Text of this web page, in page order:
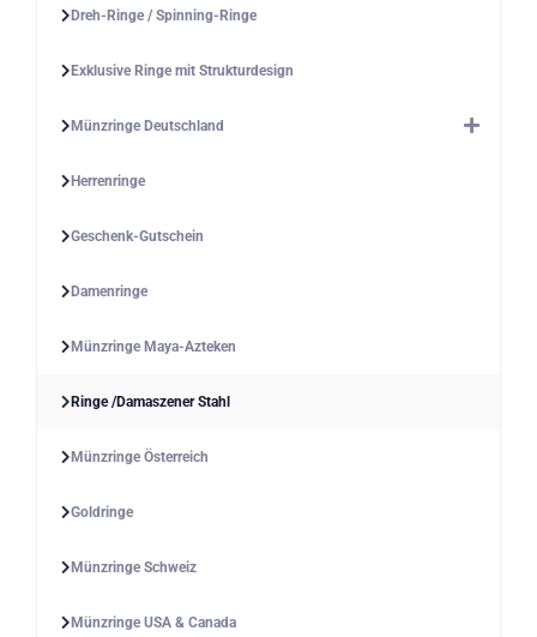
Dreh-Ringe / Spinning-Ringe
Exklusive Ringe mit Strukturdesign
Münzringe Deutschland
Herrenringe
Geschenk-Gutschein
Damenringe
Münzringe Maya-Azteken
Ringe /Damaszener Stahl
Münzringe Österreich
Goldringe
Münzringe Schweiz
Münzringe USA & Canada